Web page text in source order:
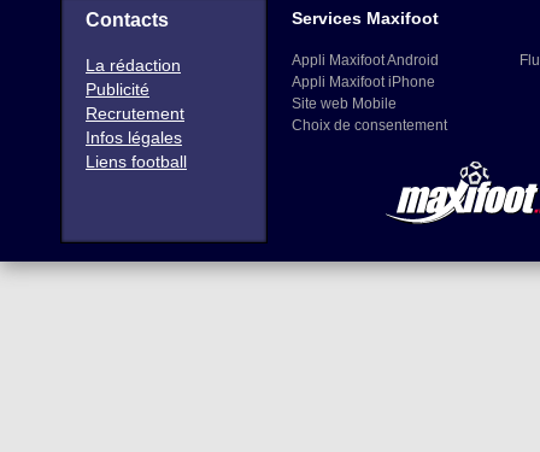
Contacts
La rédaction
Publicité
Recrutement
Infos légales
Liens football
Services Maxifoot
Appli Maxifoot Android
Appli Maxifoot iPhone
Site web Mobile
Choix de consentement